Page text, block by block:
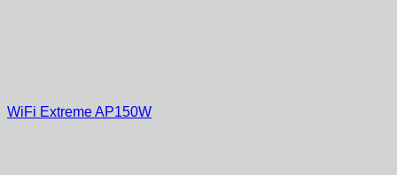
WiFi Extreme AP150W